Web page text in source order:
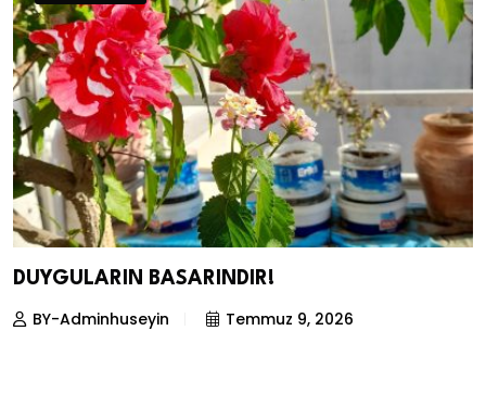
DUYGULARIN BASARINDIR!
BY-Adminhuseyin Temmuz 9, 2026